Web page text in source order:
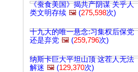
《蚕食美国》揭共产阴谋 关乎人
类文明存续 🖼️ (275,598次)
十九大的唯一悬念:习集权后保党
还是弃党 🖼️ (259,796次)
纳斯卡巨大平坦山顶 这茬人无法
解迷 🖼️ (129,370次)